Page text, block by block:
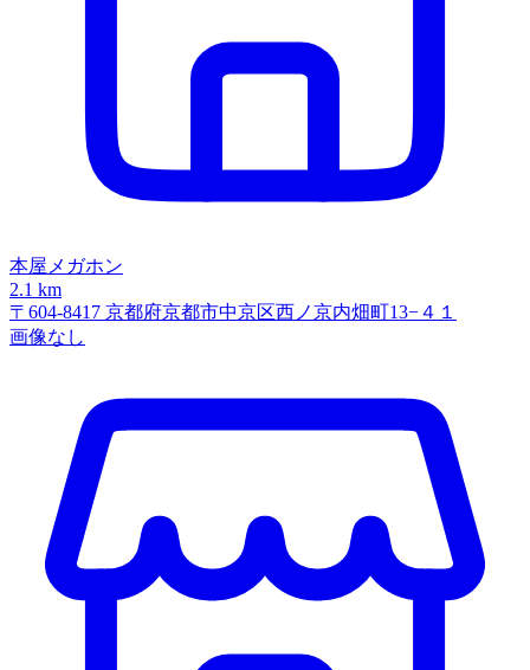
本屋メガホン
2.1 km
〒604-8417 京都府京都市中京区西ノ京内畑町13−４１
画像なし